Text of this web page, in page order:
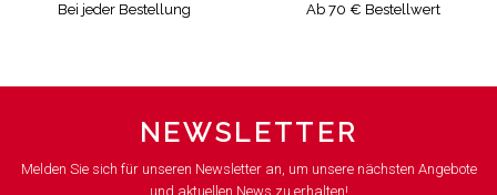
Bei jeder Bestellung Ab 70 € Bestellwert
NEWSLETTER
Melden Sie sich für unseren Newsletter an, um unsere nächsten Angebote
und aktuellen News zu erhalten!